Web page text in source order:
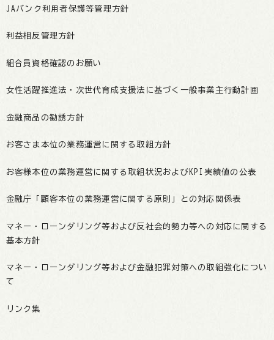
JAバンク利用者保護等管理方針
利益相反管理方針
組合員資格確認のお願い
女性活躍推進法・次世代育成支援法に基づく一般事業主行動計画
金融商品の勧誘方針
お客さま本位の業務運営に関する取組方針
お客様本位の業務運営に関する取組状況およびKPI実績値の公表
金融庁「顧客本位の業務運営に関する原則」との対応関係表
マネー・ローンダリング等および反社会的勢力等への対応に関する
基本方針
マネー・ローンダリング等および金融犯罪対策への取組強化につい
て
リンク集